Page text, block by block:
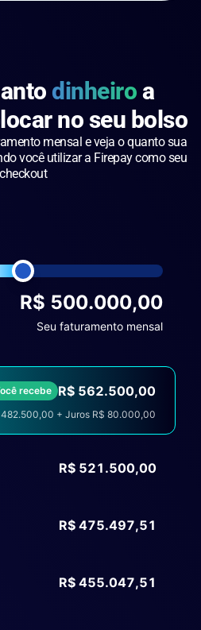
dinheiro a
no seu bolso
mensal e veja o quanto sua
você utilizar a Firepay como seu
checkout